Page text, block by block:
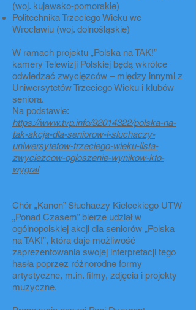
(woj. kujawsko-pomorskie)
Politechnika Trzeciego Wieku we
Wrocławiu (woj. dolnośląskie)
W ramach projektu „Polska na TAK!”
kamery Telewizji Polskiej będą wkrótce
odwiedzać zwycięzców – między innymi z
Uniwersytetów Trzeciego Wieku i klubów
seniora.
Na podstawie:
https://www.tvp.info/92014322/polska-na-
tak-akcja-dla-seniorow-i-sluchaczy-
uniwersytetow-trzeciego-wieku-lista-
zwyciezcow-ogloszenie-wynikow-kto-
wygral
Chór „Kanon” Słuchaczy Kieleckiego UTW
„Ponad Czasem” bierze udział w
ogólnopolskiej akcji dla seniorów „Polska
na TAK!”, która daje możliwość
zaprezentowania swojej interpretacji tego
hasła poprzez różnorodne formy
artystyczne, m.in. filmy, zdjęcia i projekty
muzyczne.